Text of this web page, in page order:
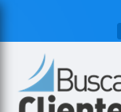
Assoalhos